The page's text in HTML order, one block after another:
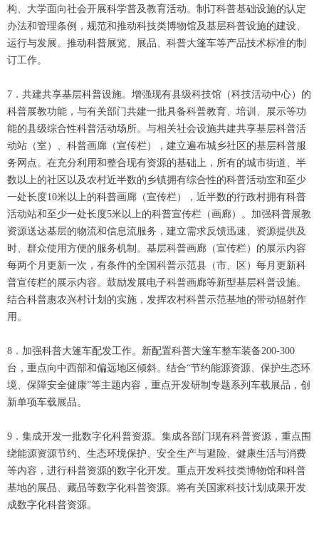
构、大学面向社会开展科学普及教育活动。制订科普基础设施的认定
办法和管理条例，规范和推动科技类博物馆及基层科普设施的建设、
运行与发展。推动科普展览、展品、科普大篷车等产品技术标准的制
订工作。
7．共建共享基层科普设施。增强现有县级科技馆（科技活动中心）的
科普展教功能，与有关部门共建一批具备科普教育、培训、展示等功
能的县级综合性科普活动场所。与相关社会设施共建共享基层科普活
动站（室）、科普画廊（宣传栏），建立遍布城乡社区的基层科普服
务网点。在充分利用和整合现有资源的基础上，所有的城市街道、半
数以上的社区以及农村近半数的乡镇拥有综合性的科普活动室和至少
一处长度10米以上的科普画廊（宣传栏），近半数的行政村拥有科普
活动站和至少一处长度5米以上的科普宣传栏（画廊）。加强科普展教
资源送达基层的物流和信息流服务，建立需求反馈迅速、资源提供及
时、群众使用方便的服务机制。基层科普画廊（宣传栏）的展示内容
每两个月更新一次，有条件的全国科普示范县（市、区）每月更新科
普宣传栏的展示内容。鼓励发展电子科普画廊等新型基层科普设施。
结合科普惠农兴村计划的实施，发挥农村科普示范基地的带动辐射作
用。
8．加强科普大篷车配发工作。新配置科普大篷车整车装备200-300
台，重点向中西部和偏远地区倾斜。结合“节约能源资源、保护生态环
境、保障安全健康”等主题内容，重点开发研制专题系列车载展品，创
新单项车载展品。
9．集成开发一批数字化科普资源。集成各部门现有科普资源，重点围
绕能源资源节约、生态环境保护、安全生产与避险、健康生活与消费
等内容，进行科普资源的数字化开发。重点开发科技类博物馆和科普
基地的展品、藏品等数字化科普资源。将有关国家科技计划成果开发
成数字化科普资源。